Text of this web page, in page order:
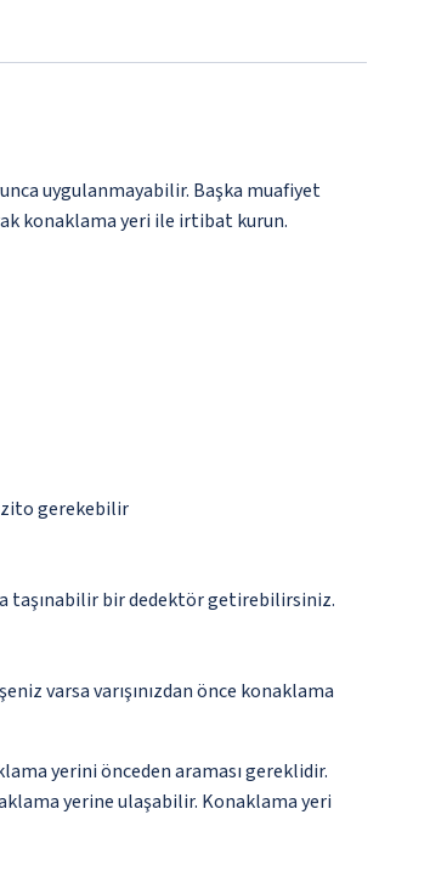
uygulanmayabilir. Başka muafiyet
konaklama yeri ile irtibat kurun.
gerekebilir
taşınabilir bir dedektör getirebilirsiniz.
varsa varışınızdan önce konaklama
yerini önceden araması gereklidir.
yerine ulaşabilir. Konaklama yeri